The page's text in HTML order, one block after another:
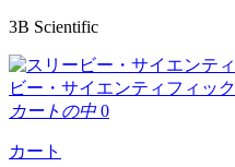
3B Scientific
ビー・サイエンティフィック
カートの中 0
カート